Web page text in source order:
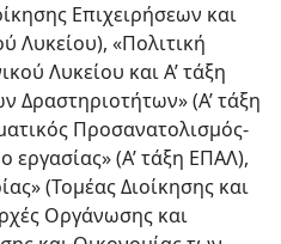
Επιχειρήσεων και
Λυκείου), «Πολιτική
Λυκείου και Α’ τάξη
Δραστηριοτήτων» (Α’ τάξη
Προσανατολισμός-
εργασίας» (Α’ τάξη ΕΠΑΛ),
(Τομέας Διοίκησης και
Οργάνωσης και